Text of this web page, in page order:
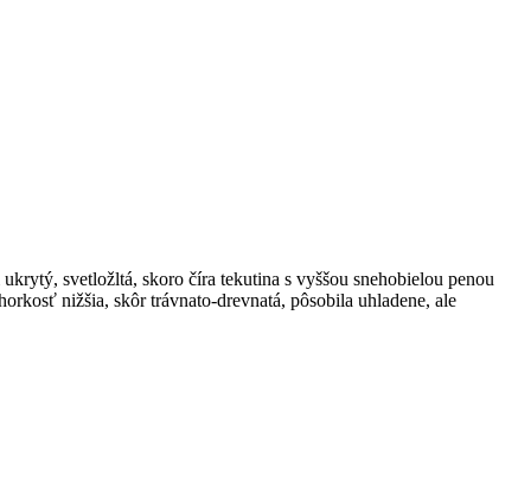
svetložltá, skoro číra tekutina s vyššou snehobielou penou
nižšia, skôr trávnato-drevnatá, pôsobila uhladene, ale